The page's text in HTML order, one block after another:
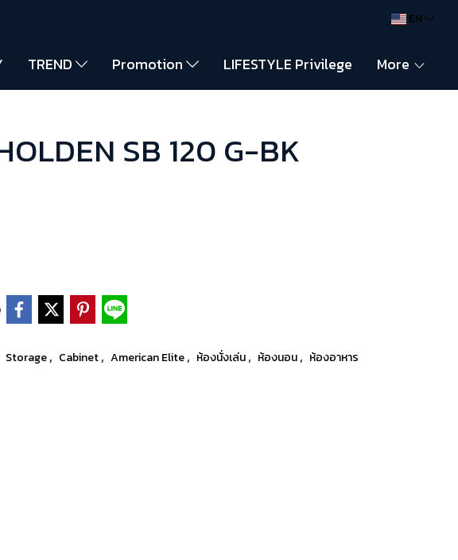
EN
TREND Promotion LIFESTYLE Privilege More
SB 120 G-BK
Storage, Cabinet, American Elite, ห้องนั่งเล่น, ห้องนอน, ห้องอาหาร